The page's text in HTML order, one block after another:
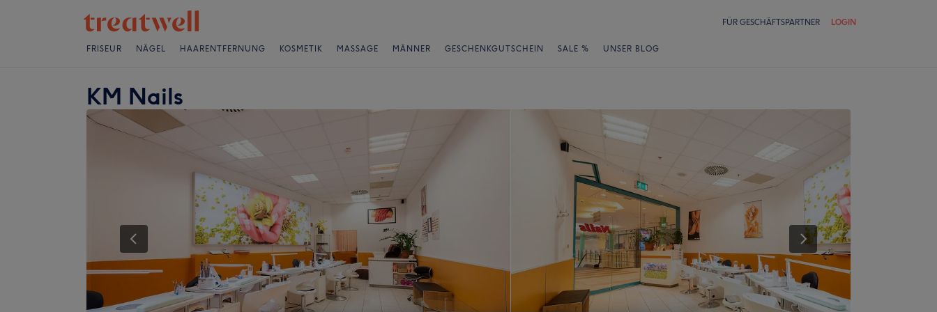
FÜR GESCHÄFTSPARTNER LOGIN
FRISEUR NÄGEL HAARENTFERNUNG KOSMETIK MASSAGE MÄNNER GESCHENKGUTSCHEIN SALE % UNSER BLOG
KM Nails